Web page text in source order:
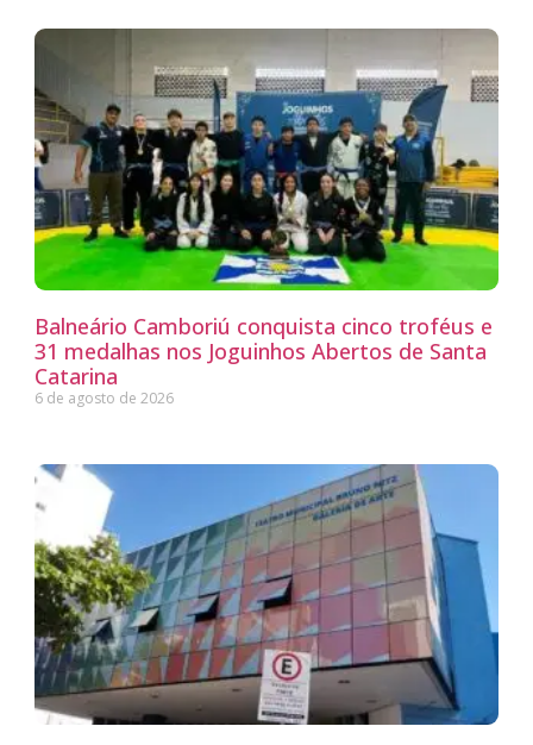
Balneário Camboriú conquista cinco troféus e
31 medalhas nos Joguinhos Abertos de Santa
Catarina
6 de agosto de 2026